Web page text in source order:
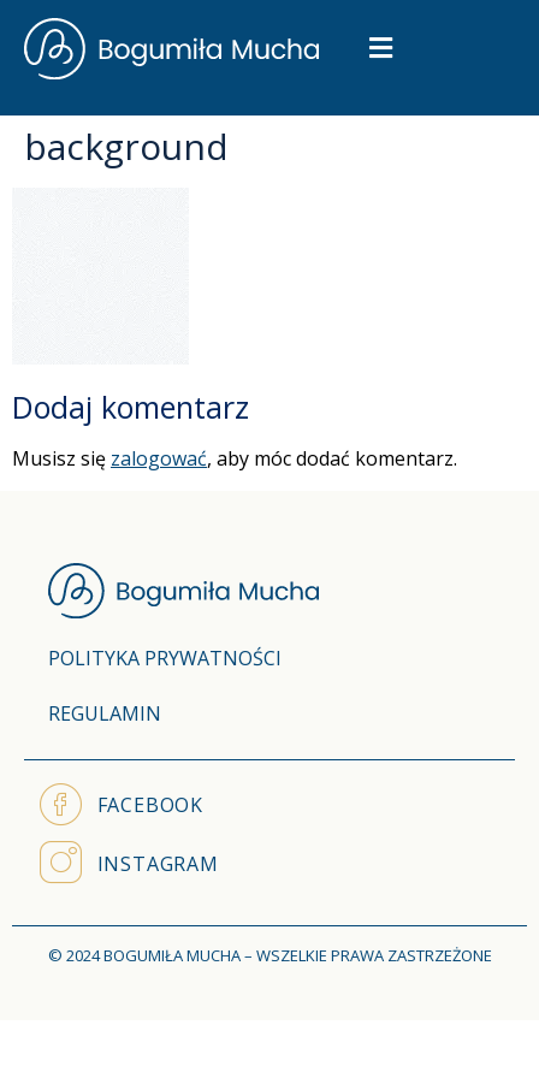
background
Dodaj komentarz
Musisz się zalogować, aby móc dodać komentarz.
POLITYKA PRYWATNOŚCI
REGULAMIN
FACEBOOK
INSTAGRAM
© 2024 BOGUMIŁA MUCHA – WSZELKIE PRAWA ZASTRZEŻONE